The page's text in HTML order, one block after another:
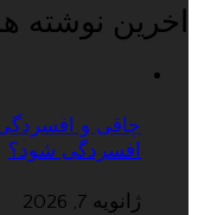
اخرین نوشته ها
چاقی و
افسردگی شود؟
ژانویه 7, 2026